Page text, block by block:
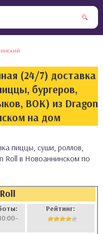
(24/7) доставка
бургеров,
ВОК) из Dragon
на дом
пиццы, суши, роллов,
Roll в Новоаннинском по
Рейтинг: